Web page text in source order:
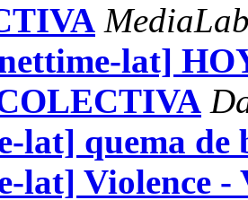
lat]
lat] quema de
lat] Violence -